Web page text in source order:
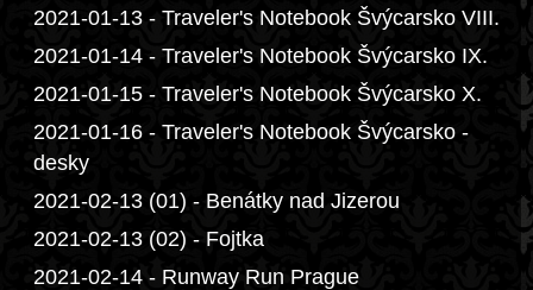
2021-01-13 - Traveler's Notebook Švýcarsko VIII.
2021-01-14 - Traveler's Notebook Švýcarsko IX.
2021-01-15 - Traveler's Notebook Švýcarsko X.
2021-01-16 - Traveler's Notebook Švýcarsko -
desky
2021-02-13 (01) - Benátky nad Jizerou
2021-02-13 (02) - Fojtka
2021-02-14 - Runway Run Prague